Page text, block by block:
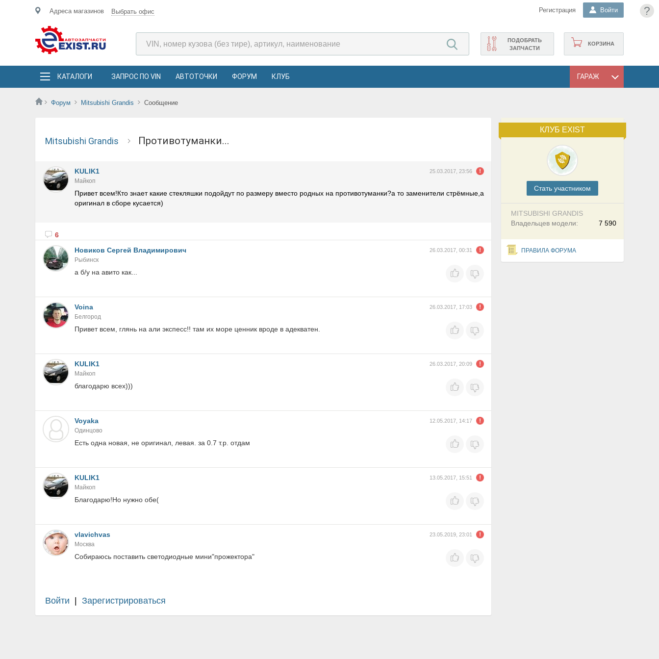
?
Адреса магазинов Выбрать офис Регистрация Войти
КОРЗИНА
ПОДОБРАТЬ
ЗАПЧАСТИ
КАТАЛОГИ ЗАПРОС ПО VIN АВТОТОЧКИ ФОРУМ КЛУБ ГАРАЖ
Форум Mitsubishi Grandis Сообщение
КЛУБ EXIST
Cтать участником
MITSUBISHI GRANDIS
7 590
Владельцев модели:
ПРАВИЛА ФОРУМА
Mitsubishi Grandis Противотуманки...
KULIK1 25.03.2017, 23:56
Майкоп
Привет всем!Кто знает какие стекляшки подойдут по размеру вместо родных на противотуманки?а то заменители стрёмные,а
оригинал в сборе кусается)
6
Новиков Сергей Владимирович
26.03.2017, 00:31
Рыбинск
а б/у на авито как...
Voina 26.03.2017, 17:03
Белгород
Привет всем, глянь на али экспесс!! там их море ценник вроде в адекватен.
KULIK1 26.03.2017, 20:09
Майкоп
благодарю всех)))
Voyaka 12.05.2017, 14:17
Одинцово
Есть одна новая, не оригинал, левая. за 0.7 т.р. отдам
KULIK1 13.05.2017, 15:51
Майкоп
Благодарю!Но нужно обе(
vlavichvas 23.05.2019, 23:01
Москва
Собираюсь поставить светодиодные мини"прожектора"
Войти Зарегистрироваться